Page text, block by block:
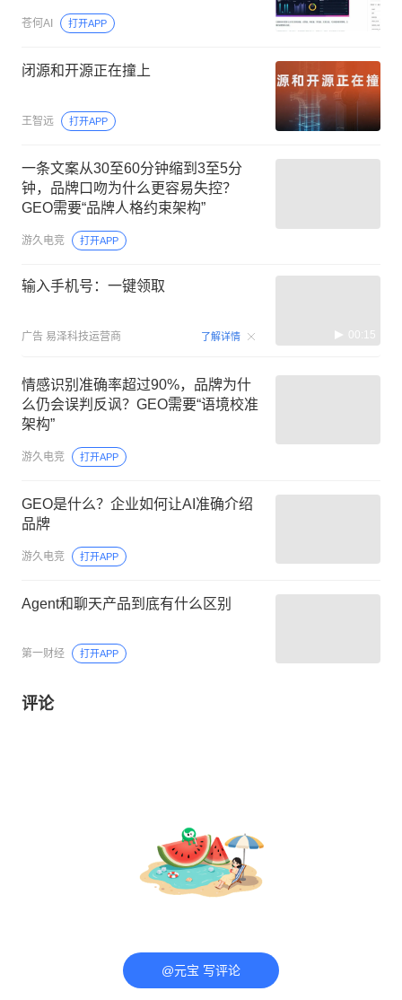
苍何AI 打开APP
闭源和开源正在撞上
王智远 打开APP
一条文案从30至60分钟缩到3至5分
钟，品牌口吻为什么更容易失控？
GEO需要“品牌人格约束架构”
游久电竞 打开APP
输入手机号：一键领取
广告 易泽科技运营商 了解详情 00:15
情感识别准确率超过90%，品牌为什
么仍会误判反讽？GEO需要“语境校准
架构”
游久电竞 打开APP
GEO是什么？企业如何让AI准确介绍
品牌
游久电竞 打开APP
Agent和聊天产品到底有什么区别
第一财经 打开APP
评论
@元宝 写评论